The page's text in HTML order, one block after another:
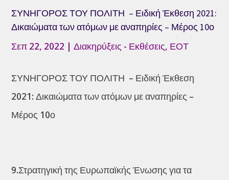
ΣΥΝΗΓΟΡΟΣ ΤΟΥ ΠΟΛΙΤΗ – Ειδική Έκθεση 2021:
Δικαιώματα των ατόμων με αναπηρίες – Μέρος 10ο
Σεπ 22, 2022 |Διακηρύξεις - Εκθέσεις, ΕΟΤ
ΣΥΝΗΓΟΡΟΣ ΤΟΥ ΠΟΛΙΤΗ – Ειδική Έκθεση
2021: Δικαιώματα των ατόμων με αναπηρίες –
Μέρος 10ο
9.Στρατηγική της Ευρωπαϊκής Ένωσης για τα